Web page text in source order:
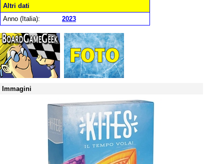
Altri dati
Anno (Italia):
2023
Immagini